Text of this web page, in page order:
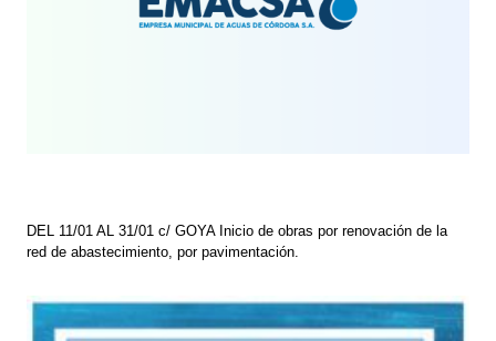
DEL 11/01 AL 31/01 c/ GOYA Inicio de obras por renovación de la
red de abastecimiento, por pavimentación.